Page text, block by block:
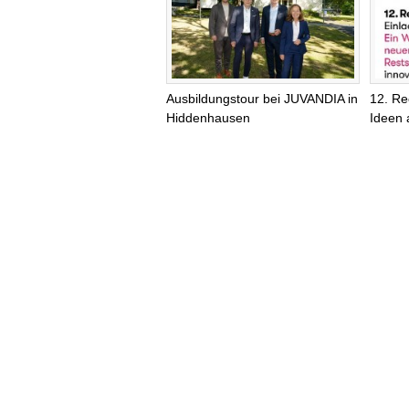
Ausbildungstour bei JUVANDIA in
Hiddenhausen
12.
Ideen